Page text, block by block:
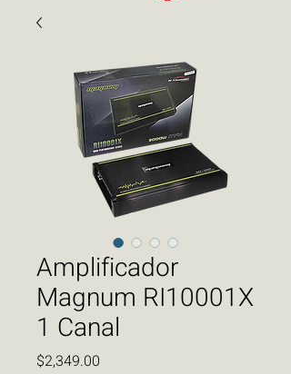
Amplificador
Magnum RI10001X
1 Canal
$2,349.00